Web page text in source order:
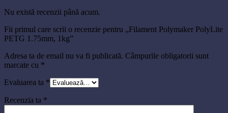
Nu există recenzii până acum.
Fii primul care scrii o recenzie pentru „Filament Polymaker PolyLite
PETG 1.75mm, 1kg”
Adresa ta de email nu va fi publicată. Câmpurile obligatorii sunt
marcate cu *
Evaluarea ta *
Recenzia ta *